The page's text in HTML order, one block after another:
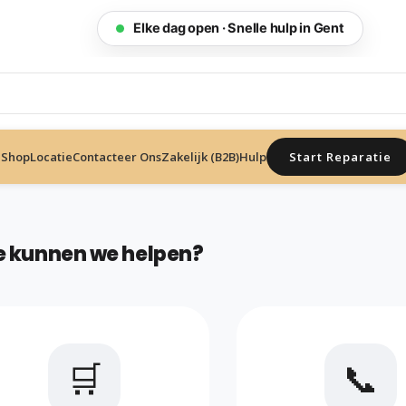
Wij zijn open vandaag 21/07/2026
ShopLocatieContacteer OnsZakelijk (B2B)Hulp Start Reparatie
kunnen we helpen?
🛒 📞